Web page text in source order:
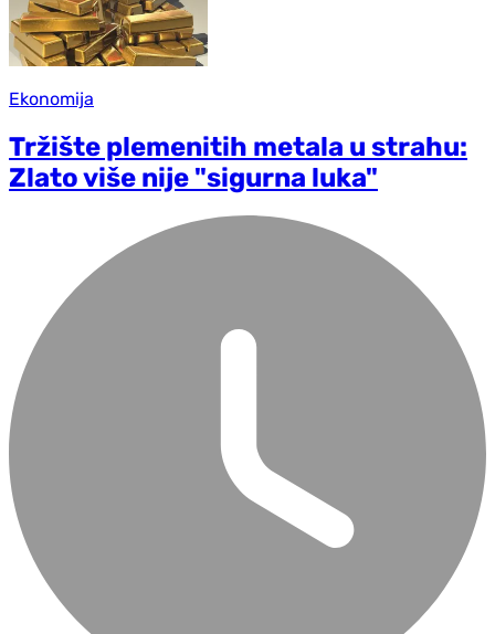
Ekonomija
Tržište plemenitih metala u strahu:
Zlato više nije "sigurna luka"